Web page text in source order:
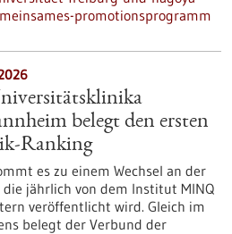
promotionsprogramm
belegt den ersten
Ranking
es zu einem Wechsel an der
jährlich von dem Institut MINQ
veröffentlicht wird. Gleich im
belegt der Verbund der